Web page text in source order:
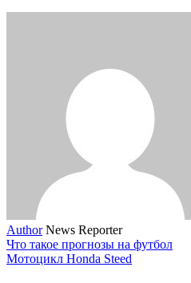
Author News Reporter
Что такое прогнозы на футбол
Мотоцикл Honda Steed